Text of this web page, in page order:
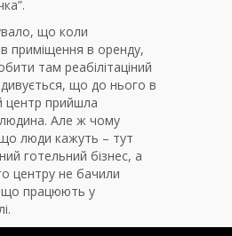
що коли
приміщення в оренду,
там реабілітаціний
що до нього в
центр прийшла
Але ж чому
люди кажуть – тут
готельний бізнес, а
центру не бачили
що працюють у